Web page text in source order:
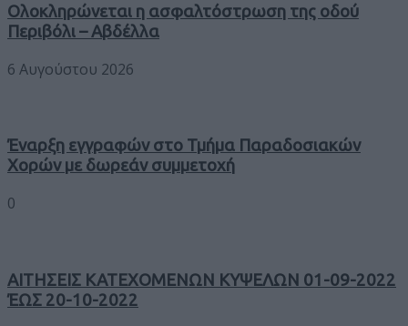
Ολοκληρώνεται η ασφαλτόστρωση της οδού
Περιβόλι – Αβδέλλα
6 Αυγούστου 2026
Έναρξη εγγραφών στο Τμήμα Παραδοσιακών
Χορών με δωρεάν συμμετοχή
0
ΑΙΤΗΣΕΙΣ ΚΑΤΕΧΟΜΕΝΩΝ ΚΥΨΕΛΩΝ 01-09-2022
ΈΩΣ 20-10-2022